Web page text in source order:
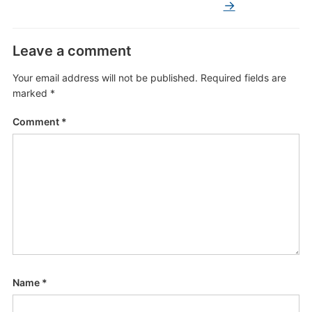
→
Leave a comment
Your email address will not be published. Required fields are
marked *
Comment *
Name *